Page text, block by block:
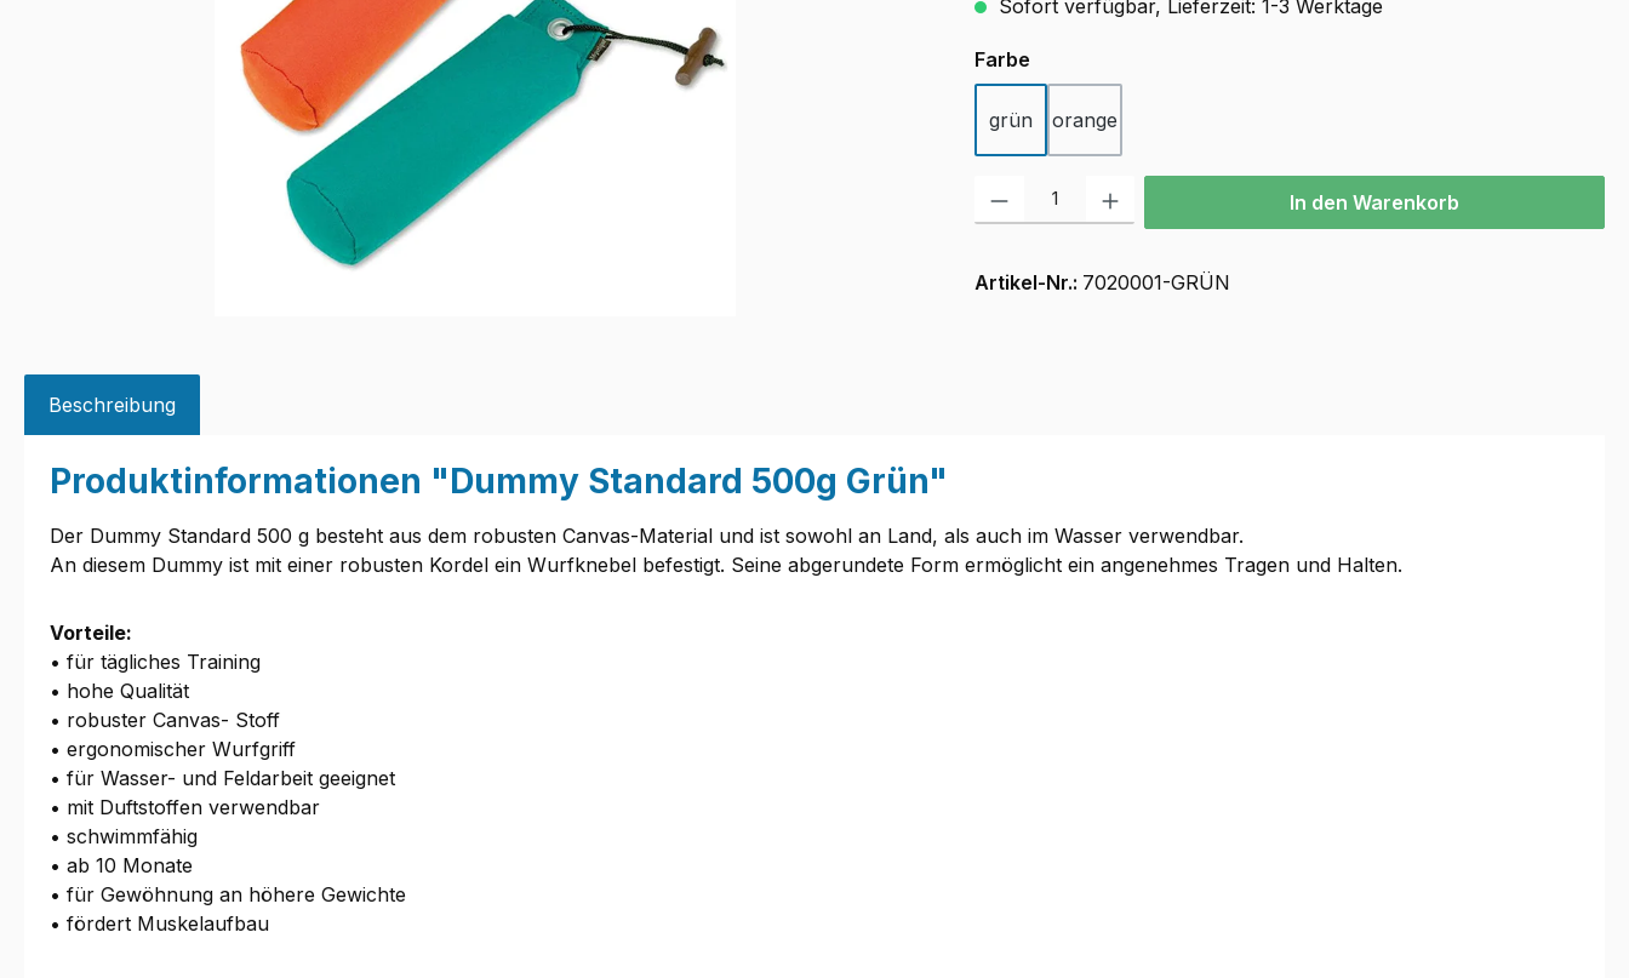
Sofort verfügbar, Lieferzeit: 1-3 Werktage
Farbe
grün orange
Produkt Anzahl: Gib den gewünschten Wert ein oder benutze die Schaltflächen
In den Warenkorb
Artikel-Nr.: 7020001-GRÜN
Beschreibung
Produktinformationen "Dummy Standard 500g Grün"
Der Dummy Standard 500 g besteht aus dem robusten Canvas-Material und ist sowohl an Land, als auch im Wasser verwendbar.
An diesem Dummy ist mit einer robusten Kordel ein Wurfknebel befestigt. Seine abgerundete Form ermöglicht ein angenehmes Tragen und Halten.
Vorteile:
• für tägliches Training
• hohe Qualität
• robuster Canvas- Stoff
• ergonomischer Wurfgriff
• für Wasser- und Feldarbeit geeignet
• mit Duftstoffen verwendbar
• schwimmfähig
• ab 10 Monate
• für Gewöhnung an höhere Gewichte
• fördert Muskelaufbau